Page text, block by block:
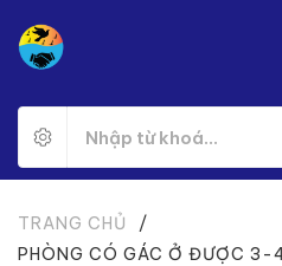
TRANG CHỦ
/
PHÒNG CÓ GÁC Ở ĐƯỢC 3-